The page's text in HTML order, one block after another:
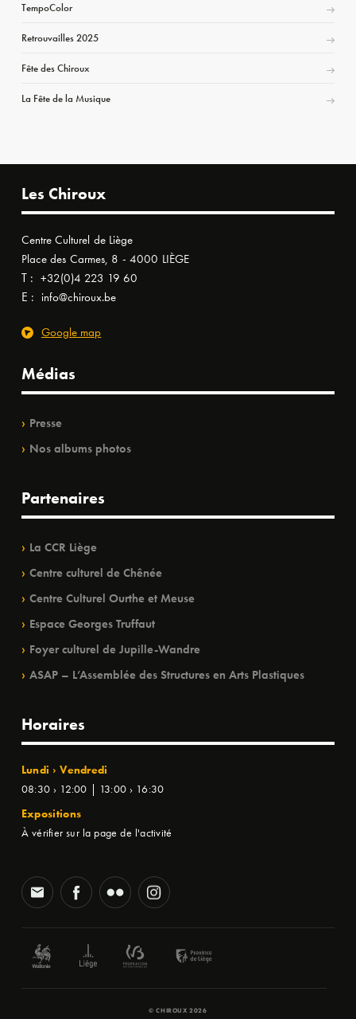
TempoColor
Retrouvailles 2025
Fête des Chiroux
La Fête de la Musique
Les Chiroux
Centre Culturel de Liège
Place des Carmes, 8 - 4000 LIÈGE
T : +32(0)4 223 19 60
E : info@chiroux.be
Google map
Médias
Presse
Nos albums photos
Partenaires
La CCR Liège
Centre culturel de Chênée
Centre Culturel Ourthe et Meuse
Espace Georges Truffaut
Foyer culturel de Jupille-Wandre
ASAP – L’Assemblée des Structures en Arts Plastiques
Horaires
Lundi › Vendredi
08:30 › 12:00 | 13:00 › 16:30
Expositions
À vérifier sur la page de l'activité
© CHIROUX 2026